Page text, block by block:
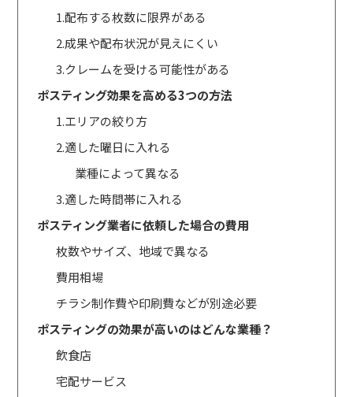
1.配布する枚数に限界がある
2.成果や配布状況が見えにくい
3.クレームを受ける可能性がある
ポスティング効果を高める3つの方法
1.エリアの絞り方
2.適した曜日に入れる
業種によって異なる
3.適した時間帯に入れる
ポスティング業者に依頼した場合の費用
枚数やサイズ、地域で異なる
費用相場
チラシ制作費や印刷費などが別途必要
ポスティングの効果が高いのはどんな業種？
飲食店
宅配サービス